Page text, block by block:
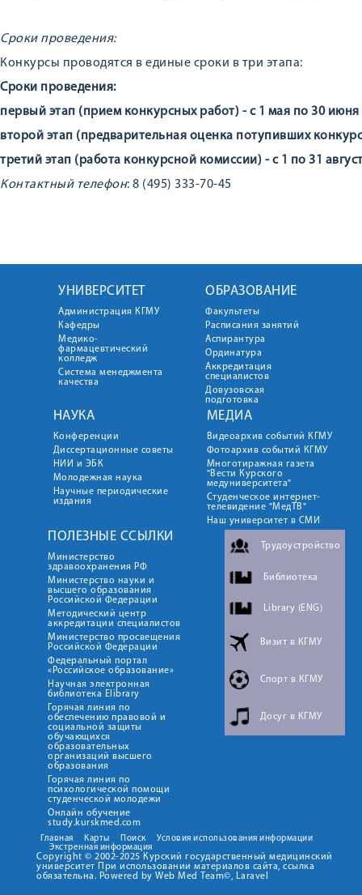
Сроки проведения:
Конкурсы проводятся в единые сроки в три этапа:
Сроки проведения:
первый этап (прием конкурсных работ) - с 1 мая по 30 июня
второй этап (предварительная оценка потупивших
третий этап (работа конкурсной комиссии) - с 1 по 31
Контактный телефон: 8 (495) 333-70-45
УНИВЕРСИТЕТ
Администрация КГМУ
Кафедры
Медико-
фармацевтический
колледж
Система менеджмента
качества
ОБРАЗОВАНИЕ
Факультеты
Расписания занятий
Аспирантура
Ординатура
Аккредитация
специалистов
Довузовская
подготовка
НАУКА
Конференции
Диссертационные советы
НИИ и ЭБК
Молодежная наука
Научные периодические
издания
МЕДИА
Видеоархив событий КГМУ
Фотоархив событий КГМУ
Многотиражная газета
"Вести Курского
медуниверситета"
Студенческое интернет-
телевидение "МедТВ"
Наш университет в СМИ
ПОЛЕЗНЫЕ ССЫЛКИ
Министерство
здравоохранения РФ
Министерство науки и
высшего образования
Российской Федерации
Методический центр
аккредитации специалистов
Министерство просвещения
Российской Федерации
Федеральный портал
«Российское образование»
Научная электронная
библиотека Elibrary
Горячая линия по
обеспечению правовой и
социальной защиты
обучающихся
образовательных
организаций высшего
образования
Горячая линия по
психологической помощи
студенческой молодежи
Онлайн обучение
study.kurskmed.com
Трудоустройство
Библиотека
Library (ENG)
Визит в КГМУ
Спорт в КГМУ
Досуг в КГМУ
Главная Карты Поиск
Условия использования информации
Экстренная информация
Copyright © 2002-2025 Курский государственный медицинский
университет При использовании материалов сайта, ссылка
обязательна. Powered by Web Med Team©, Laravel